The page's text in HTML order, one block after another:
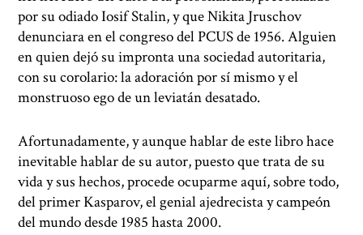
por su odiado Iosif Stalin, y que Nikita Jruschov
denunciara en el congreso del PCUS de 1956. Alguien
en quien dejó su impronta una sociedad autoritaria,
con su corolario: la adoración por sí mismo y el
monstruoso ego de un leviatán desatado.
Afortunadamente, y aunque hablar de este libro hace
inevitable hablar de su autor, puesto que trata de su
vida y sus hechos, procede ocuparme aquí, sobre todo,
del primer Kasparov, el genial ajedrecista y campeón
del mundo desde 1985 hasta 2000.